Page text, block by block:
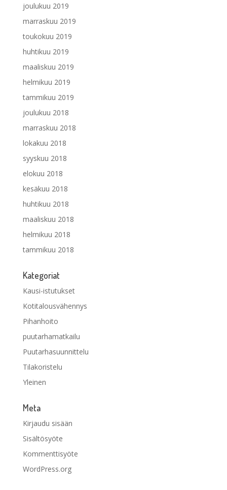
joulukuu 2019
marraskuu 2019
toukokuu 2019
huhtikuu 2019
maaliskuu 2019
helmikuu 2019
tammikuu 2019
joulukuu 2018
marraskuu 2018
lokakuu 2018
syyskuu 2018
elokuu 2018
kesäkuu 2018
huhtikuu 2018
maaliskuu 2018
helmikuu 2018
tammikuu 2018
Kategoriat
Kausi-istutukset
Kotitalousvähennys
Pihanhoito
puutarhamatkailu
Puutarhasuunnittelu
Tilakoristelu
Yleinen
Meta
Kirjaudu sisään
Sisältösyöte
Kommenttisyöte
WordPress.org